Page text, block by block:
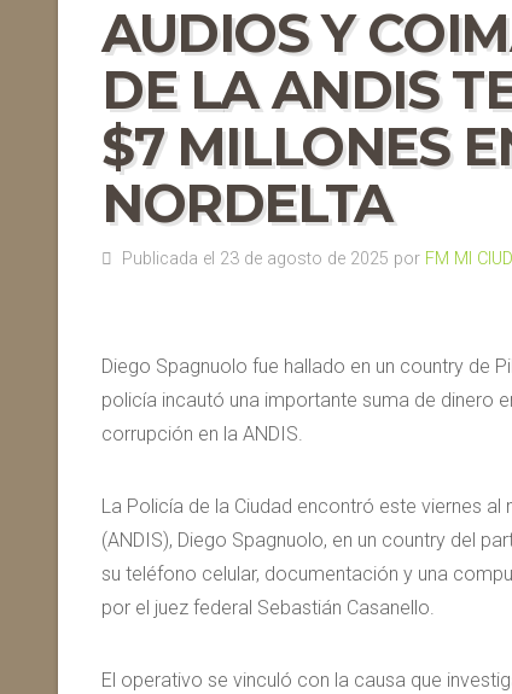
AUDIOS Y
DE LA ANDIS
$7 MILLONES
NORDELTA
Publicada el 23 de agosto de 2025 por FM MI
Diego Spagnuolo fue hallado en un country de
policía incautó una importante suma de dinero
corrupción en la ANDIS.
La Policía de la Ciudad encontró este viernes
(ANDIS), Diego Spagnuolo, en un country del
su teléfono celular, documentación y una
por el juez federal Sebastián Casanello.
El operativo se vinculó con la causa que